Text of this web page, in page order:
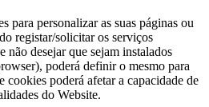
para personalizar as suas páginas ou
registar/solicitar os serviços
desejar que sejam instalados
poderá definir o mesmo para
cookies poderá afetar a capacidade de
do Website.